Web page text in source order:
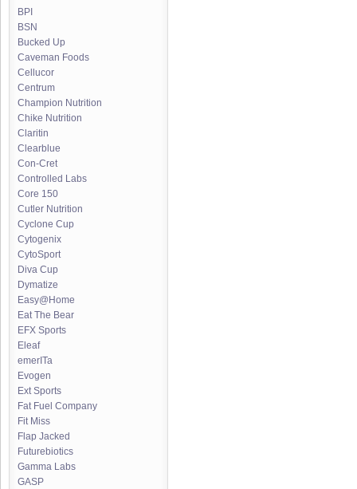
BPI
BSN
Bucked Up
Caveman Foods
Cellucor
Centrum
Champion Nutrition
Chike Nutrition
Claritin
Clearblue
Con-Cret
Controlled Labs
Core 150
Cutler Nutrition
Cyclone Cup
Cytogenix
CytoSport
Diva Cup
Dymatize
Easy@Home
Eat The Bear
EFX Sports
Eleaf
emerITa
Evogen
Ext Sports
Fat Fuel Company
Fit Miss
Flap Jacked
Futurebiotics
Gamma Labs
GASP